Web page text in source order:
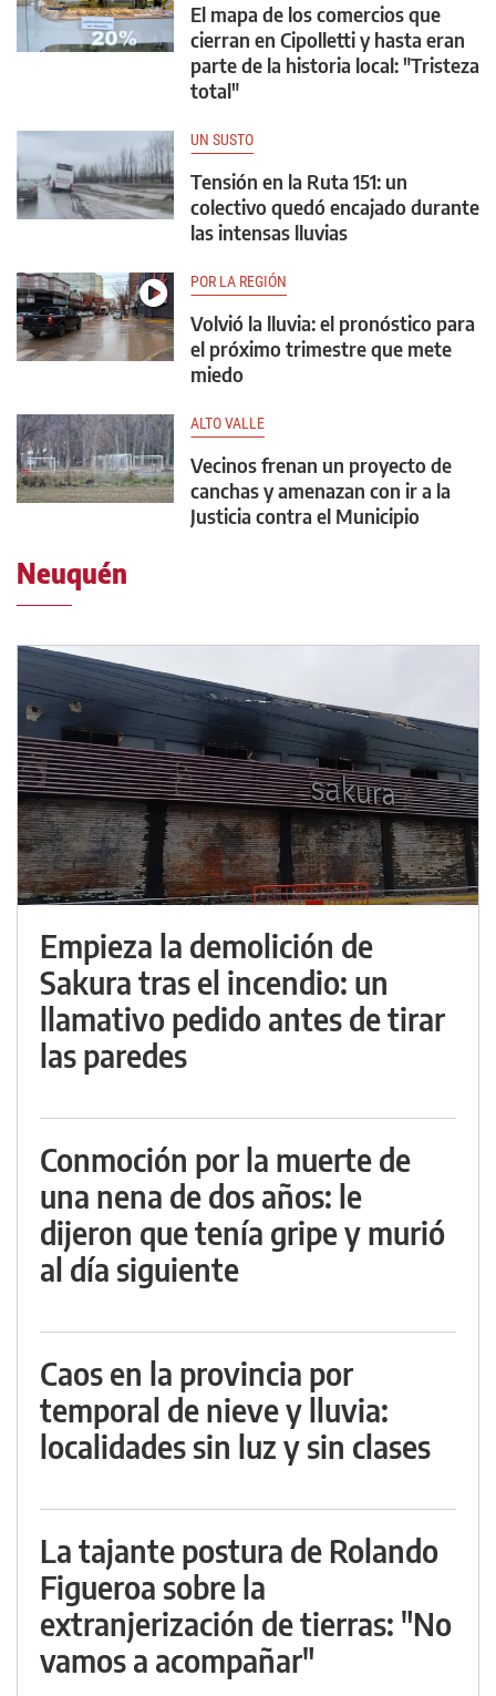
El mapa de los comercios que
cierran en Cipolletti y hasta eran
parte de la historia local: "Tristeza
total"
UN SUSTO
Tensión en la Ruta 151: un
colectivo quedó encajado durante
las intensas lluvias
POR LA REGIÓN
Volvió la lluvia: el pronóstico para
el próximo trimestre que mete
miedo
ALTO VALLE
Vecinos frenan un proyecto de
canchas y amenazan con ir a la
Justicia contra el Municipio
Neuquén
Empieza la demolición de
Sakura tras el incendio: un
llamativo pedido antes de tirar
las paredes
Conmoción por la muerte de
una nena de dos años: le
dijeron que tenía gripe y murió
al día siguiente
Caos en la provincia por
temporal de nieve y lluvia:
localidades sin luz y sin clases
La tajante postura de Rolando
Figueroa sobre la
extranjerización de tierras: "No
vamos a acompañar"